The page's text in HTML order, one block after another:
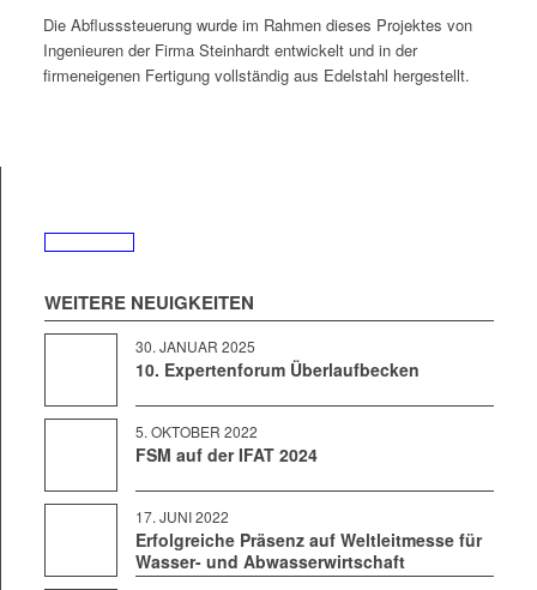
Die Abflusss­teuerung wurde im Rah­men dieses Pro­jek­tes von
Inge­nieuren der Fir­ma Stein­hardt entwick­elt und in der
firmeneige­nen Fer­ti­gung voll­ständig aus Edel­stahl hergestellt.
WEIT­ERE NEUIGKEITEN
30. JAN­U­AR 2025
10. Expertenforum Überlaufbecken
5. OKTO­BER 2022
FSM auf der IFAT 2024
17. JUNI 2022
Erfolgreiche Präsenz auf Weltleitmesse für
Wasser- und Abwasserwirtschaft